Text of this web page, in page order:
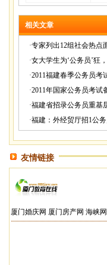
相关文章
·专家列出12组社会热点
·女大学生为‘公务员’狂
·2011福建春季公务员考
·2011年国家公务员考试
·福建省招录公务员重基
·福建：外经贸厅招1公
友情链接
厦门婚庆网 厦门房产网 海峡网